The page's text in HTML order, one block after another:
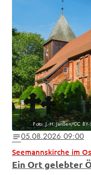
Foto: J.-H. Janßen/CC
notes05.08.2026 09:00
Seemannskirche im
Ein Ort gelebter